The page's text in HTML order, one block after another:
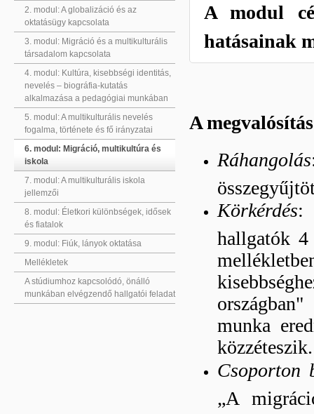
2. modul: A globalizáció és az
oktatásügy kapcsolata
3. modul: Migráció és a multikulturális
társadalom kapcsolata
4. modul: Kultúra, kisebbségi identitás,
nevelés – biográfia-kutatás
alkalmazása a pedagógiai munkában
5. modul: A multikulturális nevelés
fogalma, története és fő irányzatai
6. modul: Migráció, multikultúra és
iskola
7. modul: A multikulturális iskola
jellemzői
8. modul: Életkori különbségek, idősek
és fiatalok
9. modul: Fiúk, lányok oktatása
Mellékletek
A stúdiumhoz kapcsolódó, önálló
munkában elvégzendő hallgatói feladat
A modul
hatásainak
A
Ráhangolás
Körkérdés:
hallgatók 4
munka
közzéteszik.
Csoporton
„A